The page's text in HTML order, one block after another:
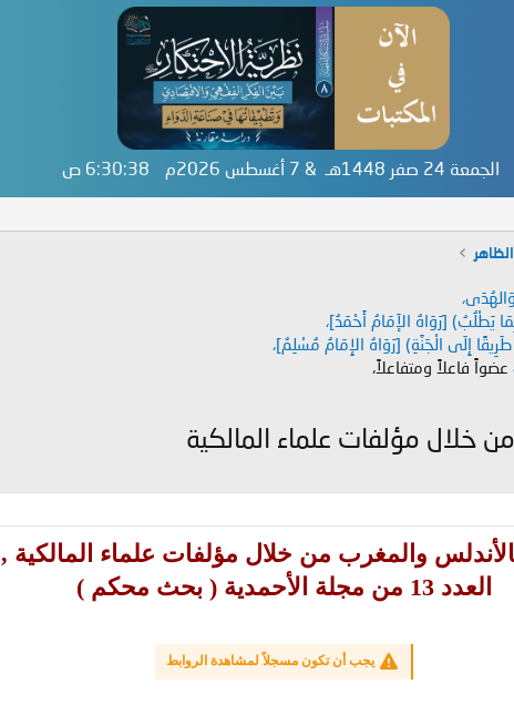
الجمعة 24 صفر 1448هـ & 7 أغسطس 2026م 6:30:38 ص
يَطْلُبُ) [رَوَاهُ الإَمَامُ أَحْمَدُ]،
إِلَى الْجَنَّةِ) [رَوَاهُ الإِمَامُ مُسْلِمٌ]،
عضواً فاعلاً ومتفاعلاً،
خلال مؤلفات علماء المالكية
والمغرب من خلال مؤلفات علماء
العدد 13 من مجلة الأحمدية ( بحث محكم )
يجب أن تكون مسجلاً لمشاهدة الروابط